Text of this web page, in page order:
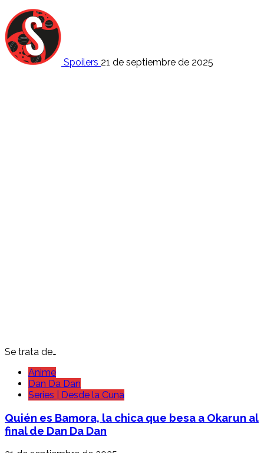
Spoilers 21 de septiembre de 2025
Se trata de…
Anime
Dan Da Dan
Series | Desde la Cuna
Quién es Bamora, la chica que besa a Okarun al
final de Dan Da Dan